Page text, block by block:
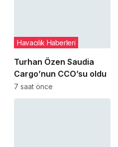
Turhan Özen Saudia
Cargo’nun CCO’su oldu
Havacılık Haberleri
7 saat önce